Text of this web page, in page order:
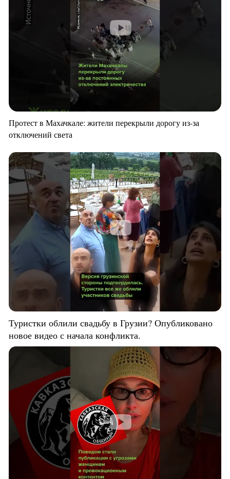
Протест в Махачкале: жители перекрыли дорогу из-за
отключений света
Туристки облили свадьбу в Грузии? Опубликовано
новое видео с начала конфликта.